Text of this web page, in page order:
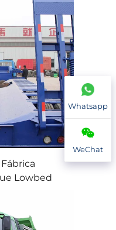
Camión de
la Venta
Lowbed
Hidráulico
Lowbed en
Whatsapp
WeChat